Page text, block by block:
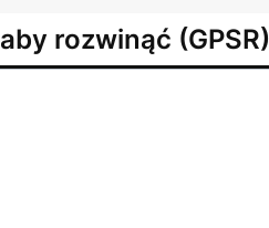
rozwinąć (GPSR)